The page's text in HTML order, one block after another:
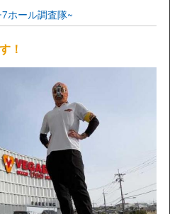
ホール調査隊~
！